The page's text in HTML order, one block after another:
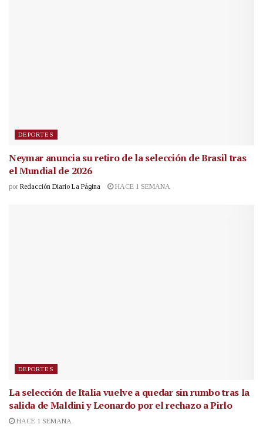
DEPORTES
Neymar anuncia su retiro de la selección de Brasil tras
el Mundial de 2026
por Redacción Diario La Página HACE 1 SEMANA
DEPORTES
La selección de Italia vuelve a quedar sin rumbo tras la
salida de Maldini y Leonardo por el rechazo a Pirlo
HACE 1 SEMANA